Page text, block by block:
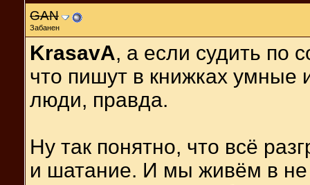
GAN
Забанен
KrasavA, а если судить по
что пишут в книжках
люди, правда.
Ну так понятно, что всё
и шатание. И мы живём в